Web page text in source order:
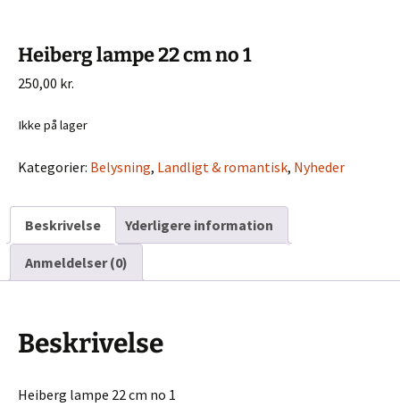
Heiberg lampe 22 cm no 1
250,00 kr.
Ikke på lager
Kategorier: Belysning, Landligt & romantisk, Nyheder
Beskrivelse Yderligere information
Anmeldelser (0)
Beskrivelse
Heiberg lampe 22 cm no 1